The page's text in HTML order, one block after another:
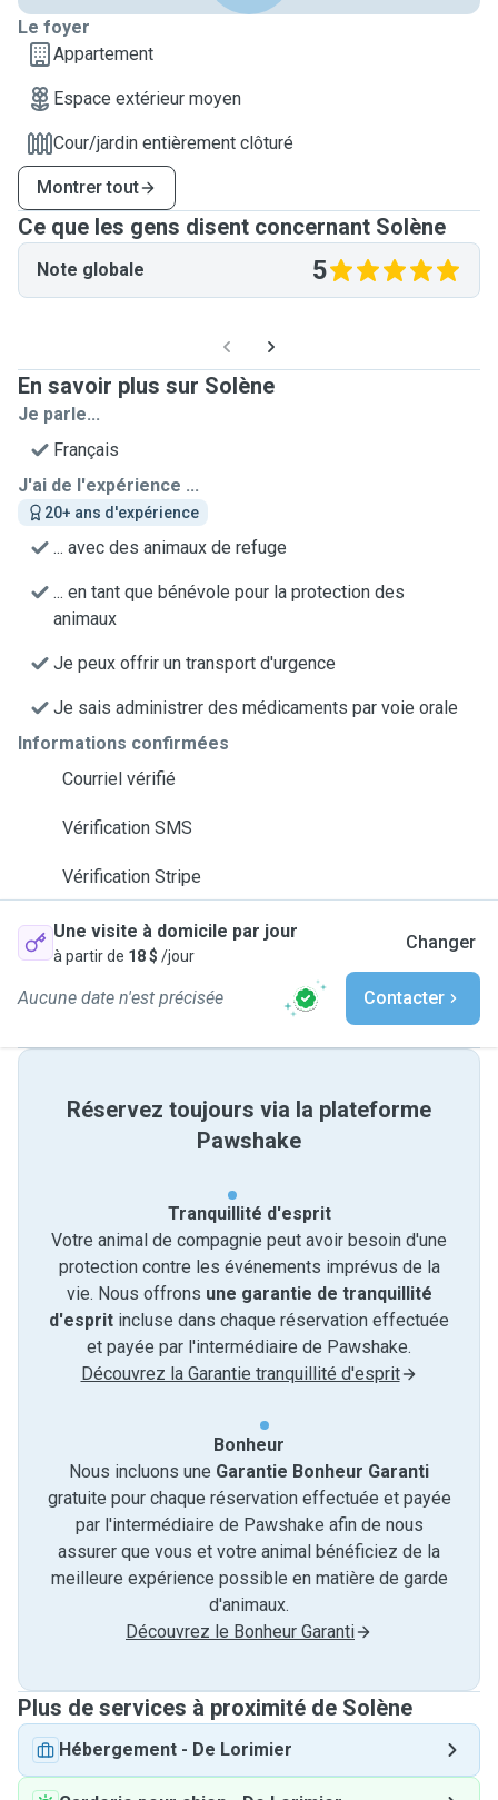
Le foyer
Appartement
Espace extérieur moyen
Cour/jardin entièrement clôturé
Montrer tout
Ce que les gens disent concernant Solène
Note globale 5
En savoir plus sur Solène
Je parle...
Français
J'ai de l'expérience ...
20+ ans d'expérience
... avec des animaux de refuge
... en tant que bénévole pour la protection des
animaux
Je peux offrir un transport d'urgence
Je sais administrer des médicaments par voie orale
Informations confirmées
Courriel vérifié
Vérification SMS
Vérification Stripe
Une visite à domicile par jour
à partir de 18 $ /jour
Changer
Aucune date n'est précisée Contacter
Réservez toujours via la plateforme
Pawshake
Tranquillité d'esprit
Votre animal de compagnie peut avoir besoin d'une
protection contre les événements imprévus de la
vie. Nous offrons une garantie de tranquillité
d'esprit incluse dans chaque réservation effectuée
et payée par l'intermédiaire de Pawshake.
Découvrez la Garantie tranquillité d'esprit
Bonheur
Nous incluons une Garantie Bonheur Garanti
gratuite pour chaque réservation effectuée et payée
par l'intermédiaire de Pawshake afin de nous
assurer que vous et votre animal bénéficiez de la
meilleure expérience possible en matière de garde
d'animaux.
Découvrez le Bonheur Garanti
Plus de services à proximité de Solène
Hébergement - De Lorimier